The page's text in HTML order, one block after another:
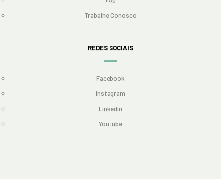
Trabalhe Conosco
REDES SOCIAIS
Facebook
Instagram
Linkedin
Youtube